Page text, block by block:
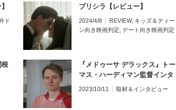
ド
プリシラ【レビュー】
2024/4/8 REVIEW, キッズ＆ティー
ン向き映画判定, デート向き映画判定
根
『メドゥーサ デラックス』トー
マス・ハーディマン監督インタ
2023/10/11 取材＆インタビュー